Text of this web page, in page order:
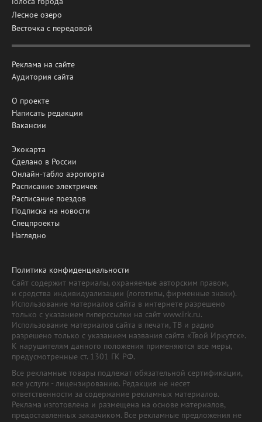
Лесное озеро
Весточка с передовой
Реклама на сайте
Аудитория сайта
О проекте
Написать редакции
Вакансии
Экокарта
Сделано в России
Онлайн-табло аэропорта
Расписание электричек
Расписание поездов
Подписка на новости
Спецпроекты
Наглядно
Политика конфиденциальности
Сайт содержит материалы, охраняемые авторским правом,
и средства индивидуализации (логотипы, фирменные знаки).
Использование материалов сайта в интернете разрешено
только с указанием гиперссылки на сайт www.irk.ru.
Использование материалов сайта в печати, ТВ и радио
разрешено только с указанием названия сайта «Твой Иркутск».
К нарушителям данного положения применяются все меры,
предусмотренные ст. 1301 ГК РФ.
Все рекламные товары подлежат обязательной сертификации,
все услуги - лицензированию. Редакция не несет
ответственности за содержание рекламных материалов.
Реклама изготовлена и размещена на основе материалов,
предоставленных заказчиком. Все рекламные предложения не